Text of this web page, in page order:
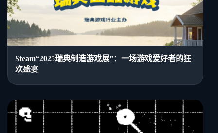
Steam“2025瑞典制造游戏展”：一场游戏爱好者的狂
欢盛宴